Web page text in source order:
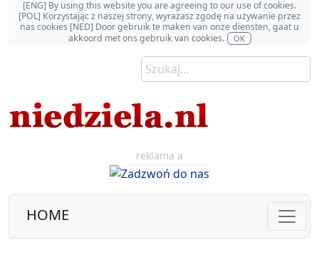
[ENG] By using this website you are agreeing to our use of cookies.
[POL] Korzystając z naszej strony, wyrażasz zgodę na używanie przez
nas cookies [NED] Door gebruik te maken van onze diensten, gaat u
akkoord met ons gebruik van cookies.
OK
reklama a
HOME